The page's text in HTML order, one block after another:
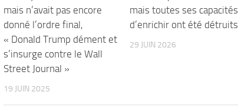
mais n’avait pas encore
donné l’ordre final,
« Donald Trump dément et
s’insurge contre le Wall
Street Journal »
19 JUIN 2025
mais toutes ses capacités
d’enrichir ont été détruits
29 JUIN 2026